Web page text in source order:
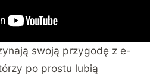
swoją przygodę z e-
po prostu lubią